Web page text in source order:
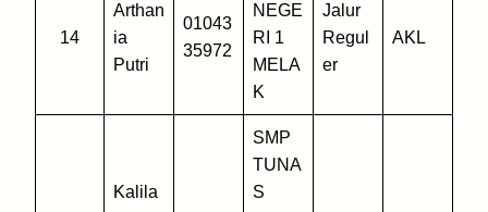
14
Arthan
ia
Putri
01043
35972
NEGE
RI 1
MELA
K
Jalur
Regul
er
AKL
Kalila
SMP
TUNA
S